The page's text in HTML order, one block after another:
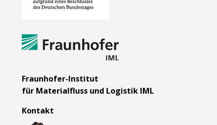
Fraunhofer-Institut
für Materialfluss und Logistik IML
Kontakt